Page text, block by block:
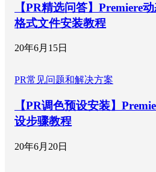
【PR精选问答】Premiere
格式文件安装教程
20年6月15日
PR常见问题和解决方案
【PR调色预设安装】
设步骤教程
20年6月20日